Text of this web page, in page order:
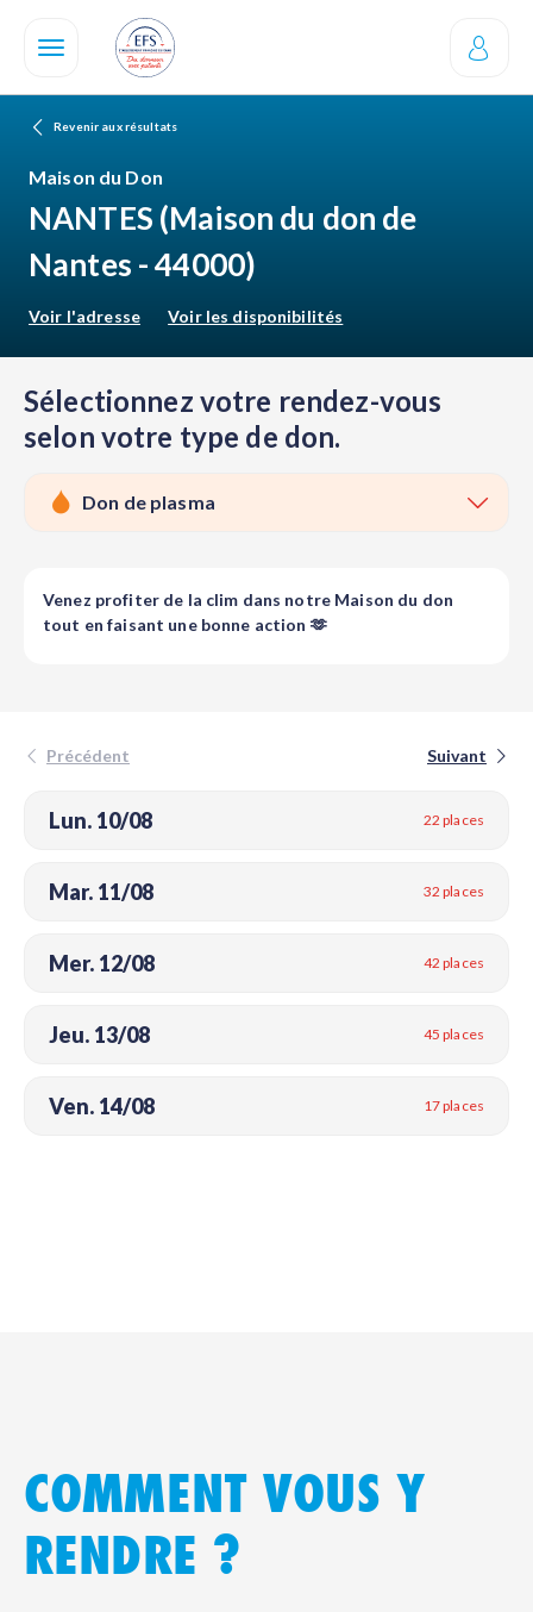
contenu
Revenir aux résultats
Maison du Don
NANTES (Maison du don de
Nantes - 44000)
Voir l'adresse Voir les disponibilités
Sélectionnez votre rendez-vous
selon votre type de don.
Don de plasma
Venez profiter de la clim dans notre Maison du don
tout en faisant une bonne action 🫶
Lun. 10/08 22 places
Mar. 11/08 32 places
Mer. 12/08 42 places
Jeu. 13/08 45 places
Ven. 14/08 17 places
Précédent Suivant
COMMENT VOUS Y
RENDRE ?